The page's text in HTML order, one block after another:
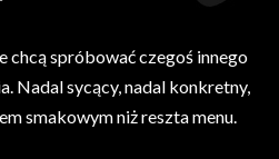
chcą spróbować czegoś innego
Nadal sycący, nadal konkretny,
smakowym niż reszta menu.